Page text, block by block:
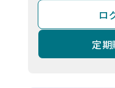
ロ
定期